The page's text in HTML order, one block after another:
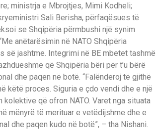
ministrja e Mbrojtjes, Mimi Kodheli;
Sali Berisha, përfaqësues të
se Shqipëria përmbushi një synim
anëtarësimin në NATO Shqipëria
jashtme. Integrimi në BE mbetet tashmë
që Shqipëria bëri për t’u bërë
dhe paqen në botë. “Falënderoj të gjithë
këtë proces. Siguria e çdo vendi dhe e një
që ofron NATO. Varet nga situata
mënyrë të merituar e vetëdijshme dhe e
dhe paqen kudo në botë”, – tha Nishani.